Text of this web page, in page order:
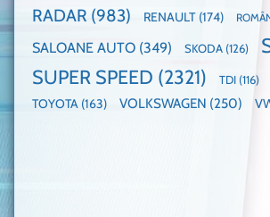
RADAR (983) RENAULT (174)
SALOANE AUTO (349) SKODA (126)
SUPER SPEED (2321) TDI (116)
TOYOTA (163) VOLKSWAGEN (250)